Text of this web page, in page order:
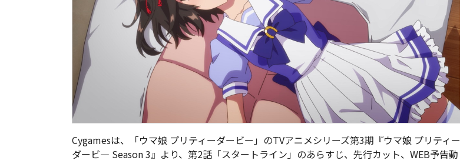
Cygamesは、「ウマ娘 プリティーダービー」のTVアニメシリーズ第3期『ウマ娘 プリティー
ダービ― Season 3』より、第2話「スタートライン」のあらすじ、先行カット、WEB予告動